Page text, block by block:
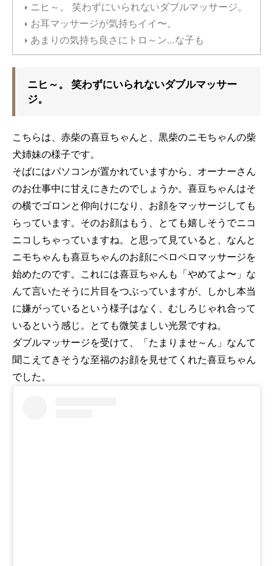
ニヒ～。 笑わずにいられないダブルマッサージ。
お耳マッサージが気持ちイイ〜。
あまりの気持ち良さにトロ～ン…な子も
ニヒ～。 笑わずにいられないダブルマッサー
ジ。
こちらは、赤柴の喜豆ちゃんと、黒柴のニモちゃんの柴
犬姉妹の様子です。
そばにはパソコンが置かれていますから、オーナーさん
のお仕事中に甘えにきたのでしょうか。喜豆ちゃんはそ
の横でゴロンと仰向けになり、お顔をマッサージしても
らっています。そのお顔はもう、とても嬉しそうでニコ
ニコしちゃっていますね。と思って見ていると、なんと
ニモちゃんも喜豆ちゃんのお顔にペロペロマッサージを
始めたのです。これには喜豆ちゃんも「やめてよ〜」な
んて言いたそうに片目をつぶっていますが、しかし本当
に嫌がっているという様子はなく、むしろじゃれ合って
いるという感じ。とても微笑ましい光景ですね。
ダブルマッサージを受けて、「たまりませ～ん」なんて
聞こえてきそうな至福のお顔を見せてくれた喜豆ちゃん
でした。